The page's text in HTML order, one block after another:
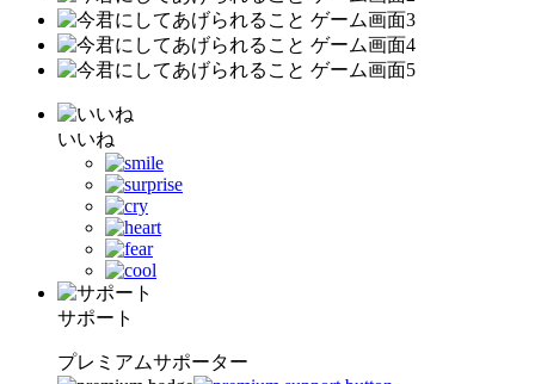
いいね
サポート
プレミアムサポーター